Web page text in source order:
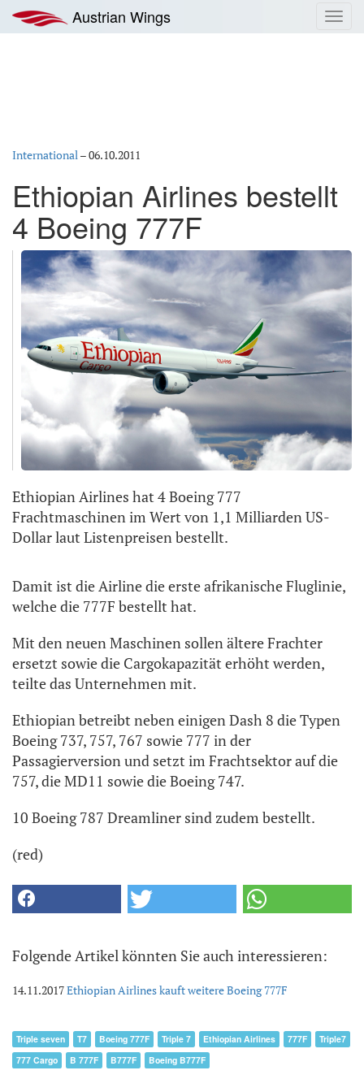
Inhalt
springen
Austrian Wings
International–06.10.2011
Ethiopian Airlines bestellt
4 Boeing 777F
Ethiopian Airlines hat 4 Boeing 777
Frachtmaschinen im Wert von 1,1 Milliarden US-
Dollar laut Listenpreisen bestellt.
Damit ist die Airline die erste afrikanische Fluglinie,
welche die 777F bestellt hat.
Mit den neuen Maschinen sollen ältere Frachter
ersetzt sowie die Cargokapazität erhöht werden,
teilte das Unternehmen mit.
Ethiopian betreibt neben einigen Dash 8 die Typen
Boeing 737, 757, 767 sowie 777 in der
Passagierversion und setzt im Frachtsektor auf die
757, die MD11 sowie die Boeing 747.
10 Boeing 787 Dreamliner sind zudem bestellt.
(red)
Folgende Artikel könnten Sie auch interessieren:
14.11.2017Ethiopian Airlines kauft weitere Boeing 777F
Triple seven T7 Boeing 777F Triple 7 Ethiopian Airlines 777F
Triple7
777 Cargo
B 777F B777F Boeing B777F